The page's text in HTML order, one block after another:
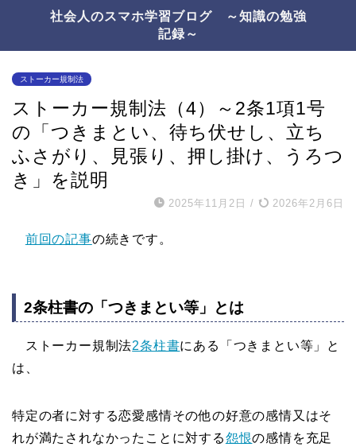
社会人のスマホ学習ブログ ～知識の勉強
記録～
ストーカー規制法
ストーカー規制法（4）～2条1項1号
の「つきまとい、待ち伏せし、立ち
ふさがり、見張り、押し掛け、うろつ
き」を説明
2025年11月2日 / 2026年2月6日
前回の記事の続きです。
2条柱書の「つきまとい等」とは
ストーカー規制法2条柱書にある「つきまとい等」と
は、
特定の者に対する恋愛感情その他の好意の感情又はそ
れが満たされなかったことに対する怨恨の感情を充足